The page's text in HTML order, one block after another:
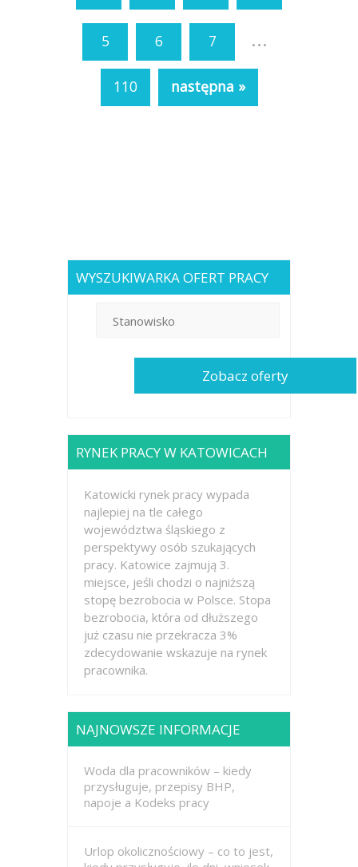
5 6 7 ...
110 następna »
WYSZUKIWARKA OFERT PRACY
RYNEK PRACY W KATOWICACH
Katowicki rynek pracy wypada
najlepiej na tle całego
województwa śląskiego z
perspektywy osób szukających
pracy. Katowice zajmują 3.
miejsce, jeśli chodzi o najniższą
stopę bezrobocia w Polsce. Stopa
bezrobocia, która od dłuższego
już czasu nie przekracza 3%
zdecydowanie wskazuje na rynek
pracownika.
NAJNOWSZE INFORMACJE
Woda dla pracowników – kiedy
przysługuje, przepisy BHP,
napoje a Kodeks pracy
Urlop okolicznościowy – co to jest,